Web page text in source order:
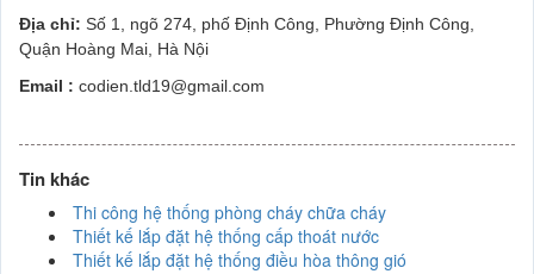
Địa chỉ: Số 1, ngõ 274, phố Định Công, Phường Định Công,
Quận Hoàng Mai, Hà Nội
Email : codien.tld19@gmail.com
Tin khác
Thi công hệ thống phòng cháy chữa cháy
Thiết kế lắp đặt hệ thống cấp thoát nước
Thiết kế lắp đặt hệ thống điều hòa thông gió